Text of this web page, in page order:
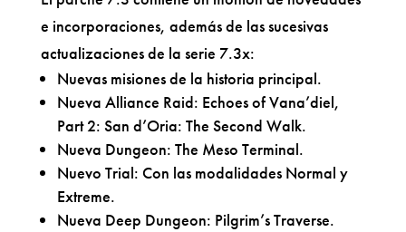
e incorporaciones, además de las sucesivas
actualizaciones de la serie 7.3x:
Nuevas misiones de la historia principal.
Nueva Alliance Raid: Echoes of Vana’diel,
Part 2: San d’Oria: The Second Walk.
Nueva Dungeon: The Meso Terminal.
Nuevo Trial: Con las modalidades Normal y
Extreme.
Nueva Deep Dungeon: Pilgrim’s Traverse.